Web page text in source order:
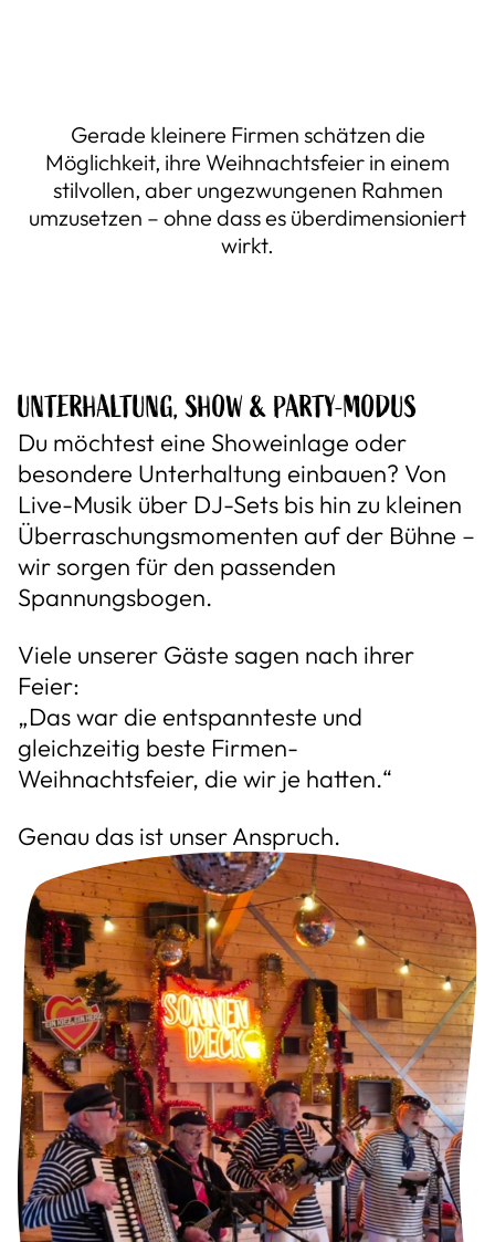
Gerade kleinere Firmen schätzen die
Möglichkeit, ihre Weihnachtsfeier in einem
stilvollen, aber ungezwungenen Rahmen
umzusetzen – ohne dass es überdimensioniert
wirkt.
UNTERHALTUNG, SHOW & PARTY-MODUS
Du möchtest eine Showeinlage oder
besondere Unterhaltung einbauen? Von
Live-Musik über DJ-Sets bis hin zu kleinen
Überraschungsmomenten auf der Bühne –
wir sorgen für den passenden
Spannungsbogen.
Viele unserer Gäste sagen nach ihrer
Feier:
„Das war die entspannteste und
gleichzeitig beste Firmen-
Weihnachtsfeier, die wir je hatten.“
Genau das ist unser Anspruch.